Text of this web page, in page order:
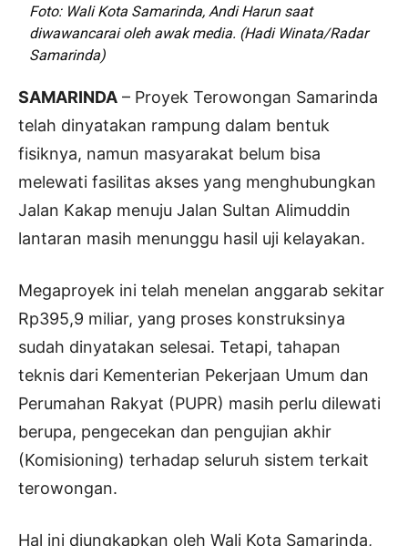
Foto: Wali Kota Samarinda, Andi Harun saat
diwawancarai oleh awak media. (Hadi Winata/Radar
Samarinda)
SAMARINDA – Proyek Terowongan Samarinda
telah dinyatakan rampung dalam bentuk
fisiknya, namun masyarakat belum bisa
melewati fasilitas akses yang menghubungkan
Jalan Kakap menuju Jalan Sultan Alimuddin
lantaran masih menunggu hasil uji kelayakan.
Megaproyek ini telah menelan anggarab sekitar
Rp395,9 miliar, yang proses konstruksinya
sudah dinyatakan selesai. Tetapi, tahapan
teknis dari Kementerian Pekerjaan Umum dan
Perumahan Rakyat (PUPR) masih perlu dilewati
berupa, pengecekan dan pengujian akhir
(Komisioning) terhadap seluruh sistem terkait
terowongan.
Hal ini diungkapkan oleh Wali Kota Samarinda,